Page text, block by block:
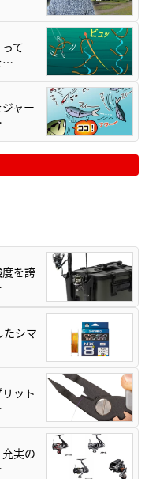
て
…
ャー
度を誇
たシマ
ット
実の